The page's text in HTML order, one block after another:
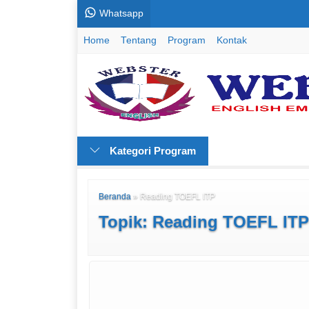
Whatsapp
Home Tentang Program Kontak
Kategori Program
Beranda » Reading TOEFL ITP
Topik: Reading TOEFL ITP